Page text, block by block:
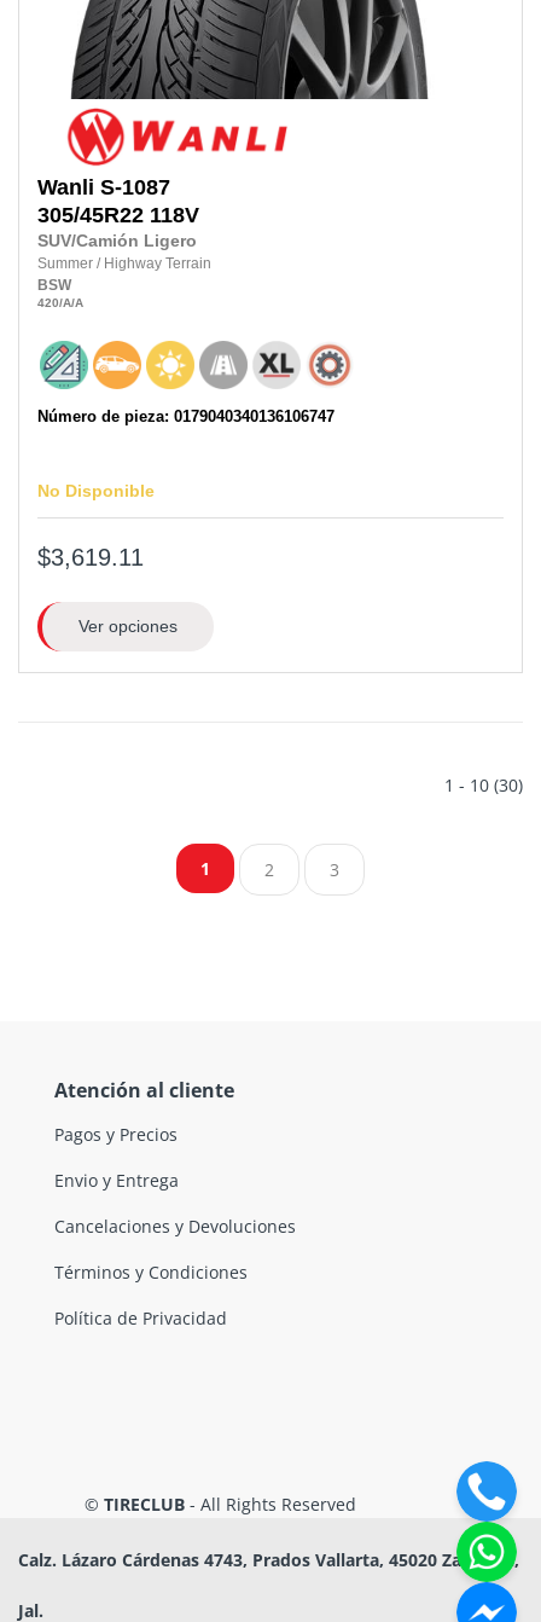
Wanli S-1087
305/45R22 118V
SUV/Camión Ligero
Summer / Highway Terrain
BSW
420/A/A
Número de pieza: 0179040340136106747
No Disponible
$3,619.11
Ver opciones
1 - 10 (30)
1 2 3
Atención al cliente
Pagos y Precios
Envio y Entrega
Cancelaciones y Devoluciones
Términos y Condiciones
Política de Privacidad
© TIRECLUB - All Rights Reserved
Calz. Lázaro Cárdenas 4743, Prados Vallarta, 45020 Zapopan,
Jal.